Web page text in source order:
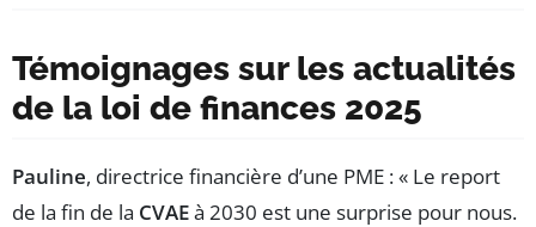
Témoignages sur les actualités
de la loi de finances 2025
Pauline, directrice financière d’une PME : « Le report
de la fin de la CVAEà 2030 est une surprise pour nous.